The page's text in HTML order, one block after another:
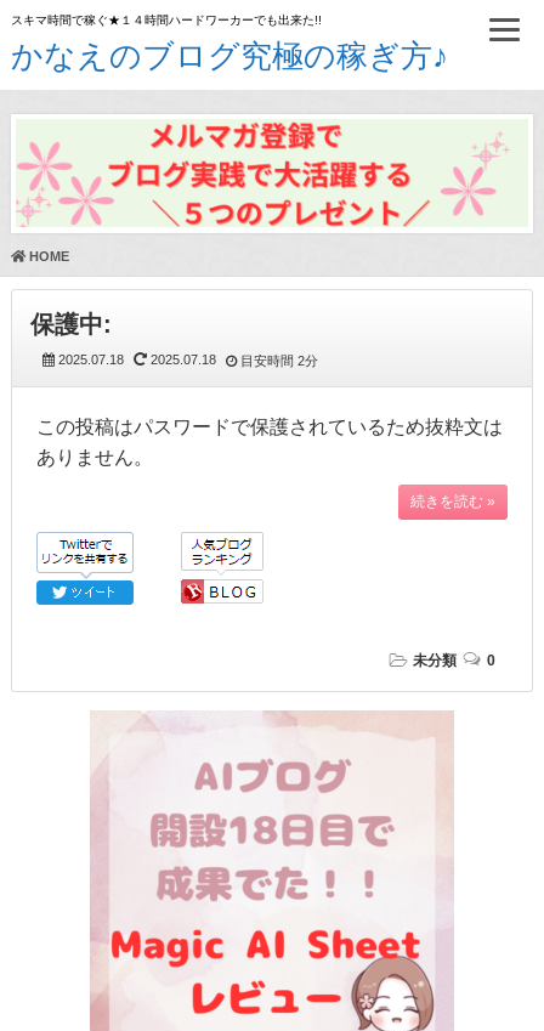
スキマ時間で稼ぐ★１４時間ハードワーカーでも出来た!!
かなえのブログ究極の稼ぎ方♪
HOME
保護中:
2025.07.18 2025.07.18 目安時間 2分
この投稿はパスワードで保護されているため抜粋文は
ありません。
続きを読む »
未分類 0